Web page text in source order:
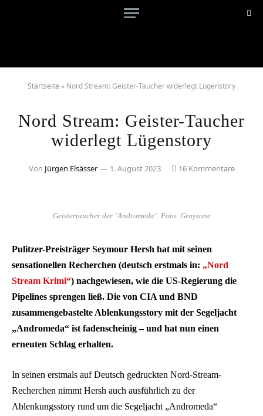
Startseite » Nord Stream: Geister-Taucher widerlegt Lügenstory
Nord Stream: Geister-Taucher
widerlegt Lügenstory
Von Jürgen Elsässer 1. August 2023 16 Kommentare
Geistertaucher der "Andromeda". Foto: Grayzone
Pulitzer-Preisträger Seymour Hersh hat mit seinen
sensationellen Recherchen (deutsch erstmals in: „Nord
Stream Krimi“) nachgewiesen, wie die US-Regierung die
Pipelines sprengen ließ. Die von CIA und BND
zusammengebastelte Ablenkungsstory mit der Segeljacht
„Andromeda“ ist fadenscheinig – und hat nun einen
erneuten Schlag erhalten.
In seinen erstmals auf Deutsch gedruckten Nord-Stream-
Recherchen nimmt Hersh auch ausführlich zu der
Ablenkungsstory rund um die Segeljacht „Andromeda“